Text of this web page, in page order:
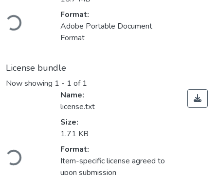
Loading...
Format:
Adobe Portable Document
Format
License bundle
Now showing 1 - 1 of 1
Loading...
Name:
license.txt
Size:
1.71 KB
Format:
Item-specific license agreed to
upon submission